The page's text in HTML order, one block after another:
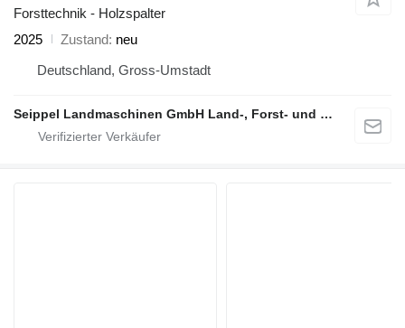
Forsttechnik - Holzspalter
2025
Zustand neu
Deutschland, Gross-Umstadt
Seippel Landmaschinen GmbH Land-, Forst- und Gartentechnik